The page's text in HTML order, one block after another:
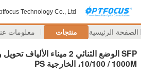
Technology Co., Ltd.
الصفحة الرئيسية منتجات معلومات
10/100 / 1000M، الخارجية PS